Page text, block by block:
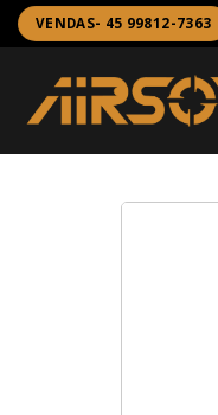
Skip
to
content
VENDAS- 45 99812-7363